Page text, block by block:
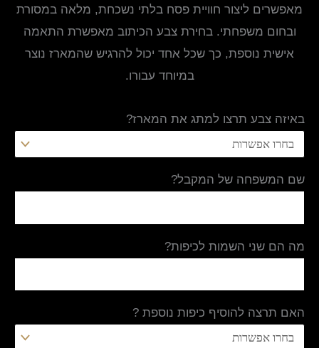
מאפשרים ליצור חוויית פסח בלתי נשכחת, מלאה במסורת
ובחום משפחתי. בחירת צבע הכיתוב מאפשרת התאמה
אישית נוספת, כך שכל אחד יכול להרגיש שהמארז נוצר
במיוחד עבורו.
באיזה צבע תרצו למתג את המארז?
שם המשפחה של המקבל?
מה הם שני השמות לכיפות?
האם תרצה להוסיף כיפות נוספת ?